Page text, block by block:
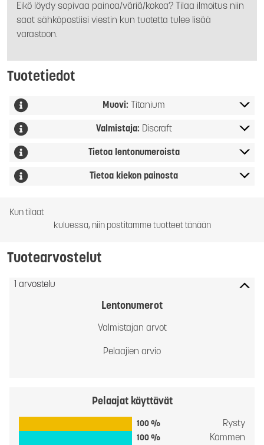
Eikö löydy sopivaa painoa/väriä/kokoa? Tilaa ilmoitus niin
saat sähköpostiisi viestin kun tuotetta tulee lisää
varastoon.
Tuotetiedot
Muovi: Titanium
Valmistaja: Discraft
Tietoa lentonumeroista
Tietoa kiekon painosta
Kun tilaat
kuluessa, niin postitamme tuotteet tänään
Tuotearvostelut
1 arvostelu
Lentonumerot
Valmistajan arvot
Pelaajien arvio
Pelaajat käyttävät
100 % Rysty
100 % Kämmen